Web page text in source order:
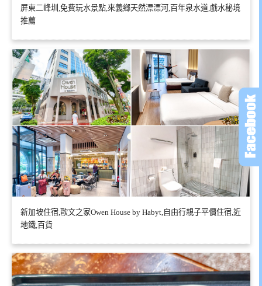
屏東二峰圳,免費玩水景點,來義鄉天然漂漂河,百年泉水道,戲水秘境
推薦
新加坡住宿,歐文之家Owen House by Habyt,自由行親子平價住宿,近
地鐵,百貨